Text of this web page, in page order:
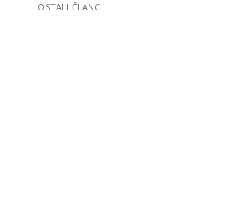
OSTALI ČLANCI